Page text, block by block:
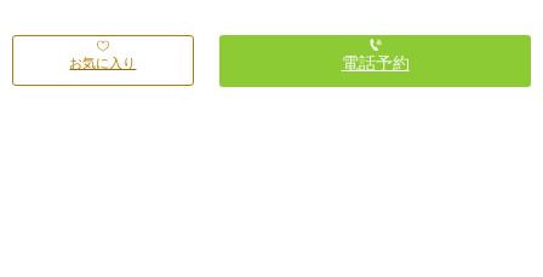
お気に入り 電話予約